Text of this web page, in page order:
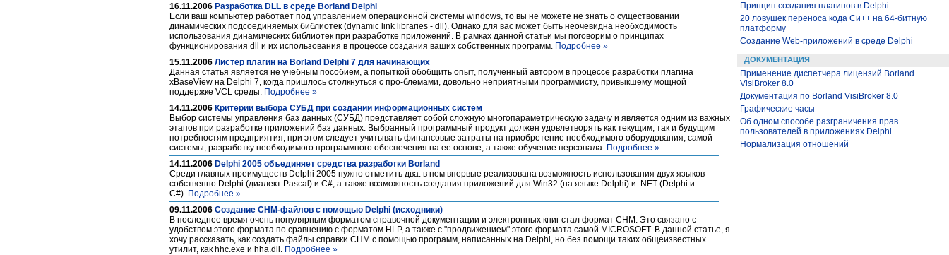
16.11.2006 Разработка DLL в среде Borland Delphi
Если ваш компьютер работает под управлением операционной системы windows, то вы не можете не знать о существовании
динамических подсоединяемых библиотек (dynamic link libraries - dll). Однако для вас может быть неочевидна необходимость
использования динамических библиотек при разработке приложений. В рамках данной статьи мы поговорим о принципах
функционирования dll и их использования в процессе создания ваших собственных программ. Подробнее »
15.11.2006 Листер плагин на Borland Delphi 7 для начинающих
Данная статья является не учебным пособием, а попыткой обобщить опыт, полученный автором в процессе разработки плагина
xBaseView на Delphi 7, когда пришлось столкнуться с про-блемами, довольно неприятными программисту, привыкшему мощной
поддержке VCL среды. Подробнее »
14.11.2006 Критерии выбора СУБД при создании информационных систем
Выбор системы управления баз данных (СУБД) представляет собой сложную многопараметрическую задачу и является одним из важных
этапов при разработке приложений баз данных. Выбранный программный продукт должен удовлетворять как текущим, так и будущим
потребностям предприятия, при этом следует учитывать финансовые затраты на приобретение необходимого оборудования, самой
системы, разработку необходимого программного обеспечения на ее основе, а также обучение персонала. Подробнее »
14.11.2006 Delphi 2005 объединяет средства разработки Borland
Среди главных преимуществ Delphi 2005 нужно отметить два: в нем впервые реализована возможность использования двух языков -
собственно Delphi (диалект Pascal) и C#, а также возможность создания приложений для Win32 (на языке Delphi) и .NET (Delphi и
C#). Подробнее »
09.11.2006 Создание CHM-файлов с помощью Delphi (исходники)
В последнее время очень популярным форматом справочной документации и электронных книг стал формат CHM. Это связано с
удобством этого формата по сравнению с форматом HLP, а также с "продвижением" этого формата самой MICROSOFT. В данной статье, я
хочу рассказать, как создать файлы справки CHM с помощью программ, написанных на Delphi, но без помощи таких общеизвестных
утилит, как hhc.exe и hha.dll. Подробнее »
Принцип создания плагинов в Delphi
20 ловушек переноса кода Си++ на 64-битную
платформу
Создание Web-приложений в среде Delphi
ДОКУМЕНТАЦИЯ
Применение диспетчера лицензий Borland
VisiBroker 8.0
Документация по Borland VisiBroker 8.0
Графические часы
Об одном способе разграничения прав
пользователей в приложениях Delphi
Нормализация отношений